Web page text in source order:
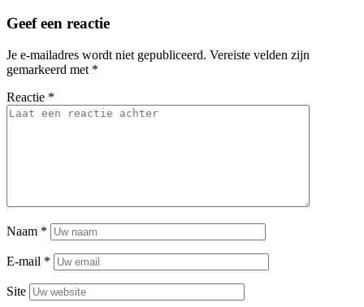
Geef een reactie
Je e-mailadres wordt niet gepubliceerd. Vereiste velden zijn
gemarkeerd met *
Reactie *
Naam *
E-mail *
Site